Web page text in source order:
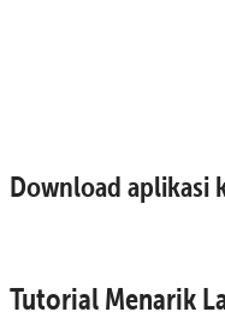
Download aplikasi
Tutorial Menarik